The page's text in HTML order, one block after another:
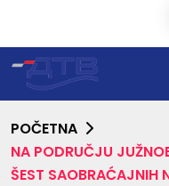
POČETNA
NA PODRUČJU
ŠEST SAOBRAĆAJNIH